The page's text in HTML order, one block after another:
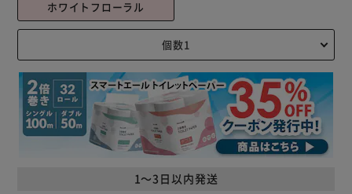
ホワイトフローラル
1～3日以内発送